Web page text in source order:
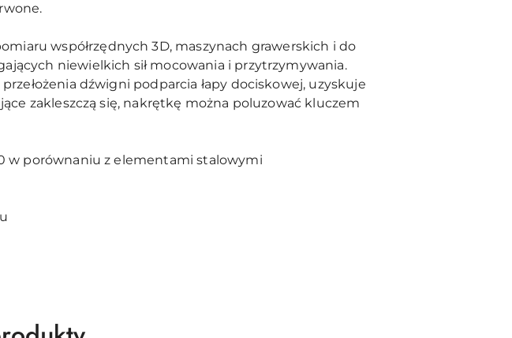
współrzędnych 3D, maszynach grawerskich i do
niewielkich sił mocowania i przytrzymywania.
dźwigni podparcia łapy dociskowej, uzyskuje
zakleszczą się, nakrętkę można poluzować kluczem
w porównaniu z elementami stalowymi